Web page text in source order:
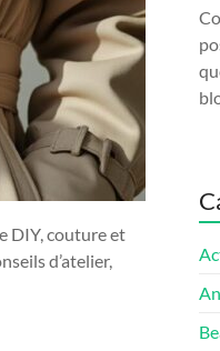
DIY, couture et
d’atelier,